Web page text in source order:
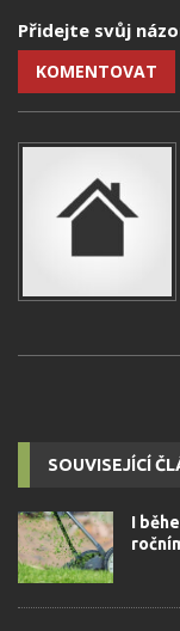
Přidejte svůj
KOMENTOVAT
SOUVISEJÍCÍ
I